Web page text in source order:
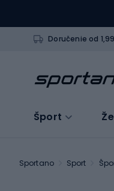
Doručenie od
Šport
Sportano Sport